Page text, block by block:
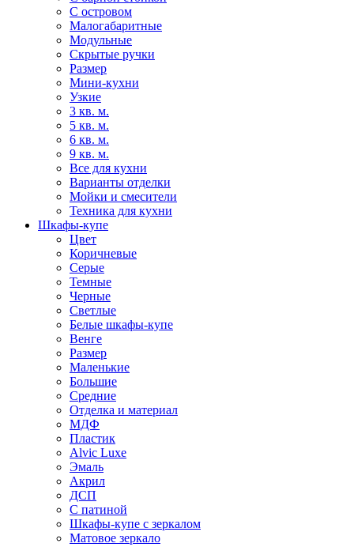
С островом
Малогабаритные
Модульные
Скрытые ручки
Размер
Мини-кухни
Узкие
3 кв. м.
5 кв. м.
6 кв. м.
9 кв. м.
Все для кухни
Варианты отделки
Мойки и смесители
Техника для кухни
Шкафы-купе
Цвет
Коричневые
Серые
Темные
Черные
Светлые
Белые шкафы-купе
Венге
Размер
Маленькие
Большие
Средние
Отделка и материал
МДФ
Пластик
Alvic Luxe
Эмаль
Акрил
ДСП
С патиной
Шкафы-купе с зеркалом
Матовое зеркало